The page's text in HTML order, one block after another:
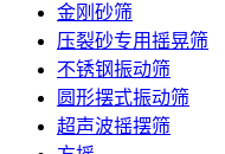
金刚砂筛
压裂砂专用摇晃筛
不锈钢振动筛
圆形摆式振动筛
超声波摇摆筛